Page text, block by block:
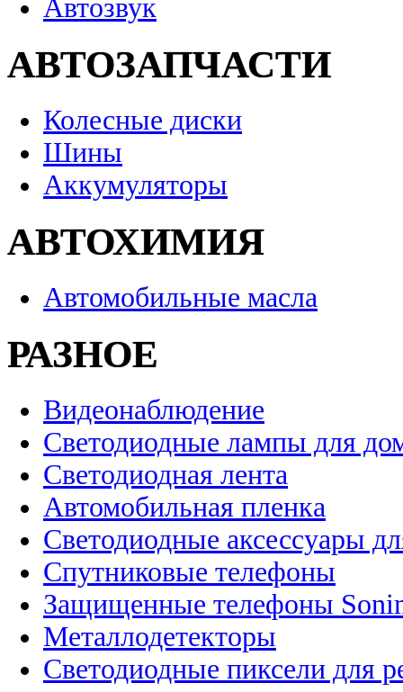
Автозвук
АВТОЗАПЧАСТИ
Колесные диски
Шины
Аккумуляторы
АВТОХИМИЯ
Автомобильные масла
РАЗНОЕ
Видеонаблюдение
Светодиодные лампы для
Светодиодная лента
Автомобильная пленка
Светодиодные аксессуары
Спутниковые телефоны
Защищенные телефоны
Металлодетекторы
Светодиодные пиксели для